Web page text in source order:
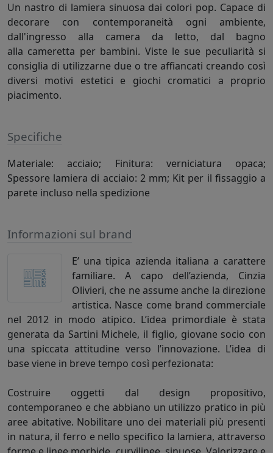
Un nastro di lamiera sinuosa dai colori pop. Capace di
decorare con contemporaneità ogni ambiente,
dall'ingresso alla camera da letto, dal bagno
alla cameretta per bambini. Viste le sue peculiarità si
consiglia di utilizzarne due o tre affiancati creando così
diversi motivi estetici e giochi cromatici a proprio
piacimento.
Specifiche
Materiale: acciaio; Finitura: verniciatura opaca;
Spessore lamiera di acciaio: 2 mm; Kit per il fissaggio a
parete incluso nella spedizione
Informazioni sul brand
E’ una tipica azienda italiana a carattere
familiare. A capo dell’azienda, Cinzia
Olivieri, che ne assume anche la direzione
artistica. Nasce come brand commerciale
nel 2012 in modo atipico. L’idea primordiale è stata
generata da Sartini Michele, il figlio, giovane socio con
una spiccata attitudine verso l’innovazione. L’idea di
base viene in breve tempo così perfezionata:
Costruire oggetti dal design propositivo,
contemporaneo e che abbiano un utilizzo pratico in più
aree abitative. Nobilitare uno dei materiali più presenti
in natura, il ferro e nello specifico la lamiera, attraverso